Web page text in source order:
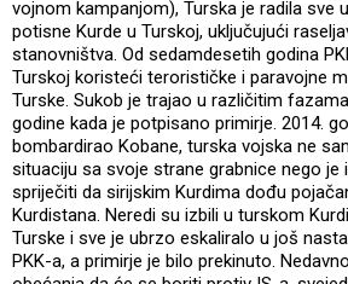
vojnom kampanjom), Turska je radila sve
potisne Kurde u Turskoj, uključujući
stanovništva. Od sedamdesetih godina
Turskoj koristeći terorističke i paravojne
Turske. Sukob je trajao u različitim
godine kada je potpisano primirje. 2014.
bombardirao Kobane, turska vojska ne
situaciju sa svoje strane grabnice nego je
spriječiti da sirijskim Kurdima dođu
Kurdistana. Neredi su izbili u turskom
Turske i sve je ubrzo eskaliralo u još
PKK-a, a primirje je bilo prekinuto.